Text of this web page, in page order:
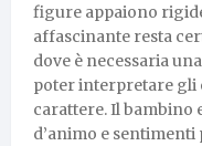
figure appaiono
affascinante resta
dove è necessaria
poter interpretare gli
carattere. Il bambino
d’animo e